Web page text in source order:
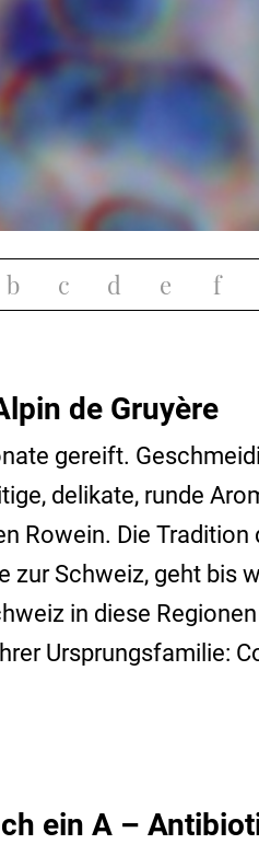
b c d e f
de Gruyère
gereift.
delikate, runde
Rowein. Die
zur Schweiz, geht bis
in diese
Ursprungsfamilie:
ein A –